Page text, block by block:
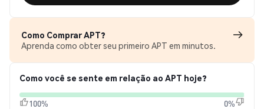
Como Comprar APT?
Aprenda como obter seu primeiro APT em minutos.
Como você se sente em relação ao APT hoje?
100% 0%